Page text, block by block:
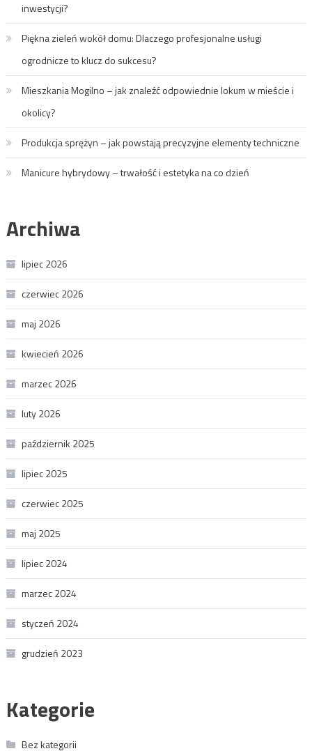
inwestycji?
Piękna zieleń wokół domu: Dlaczego profesjonalne usługi
ogrodnicze to klucz do sukcesu?
Mieszkania Mogilno – jak znaleźć odpowiednie lokum w mieście i
okolicy?
Produkcja sprężyn – jak powstają precyzyjne elementy techniczne
Manicure hybrydowy – trwałość i estetyka na co dzień
Archiwa
lipiec 2026
czerwiec 2026
maj 2026
kwiecień 2026
marzec 2026
luty 2026
październik 2025
lipiec 2025
czerwiec 2025
maj 2025
lipiec 2024
marzec 2024
styczeń 2024
grudzień 2023
Kategorie
Bez kategorii